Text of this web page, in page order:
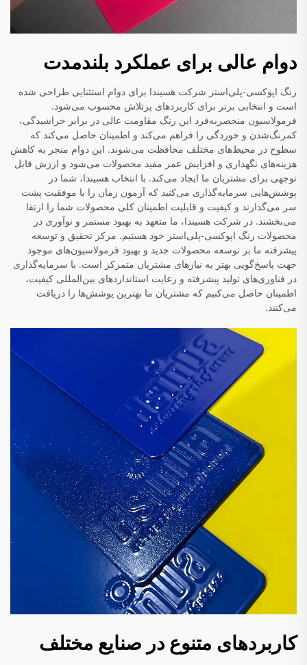
دوام عالی برای عملکرد بلندمدت
رنگ اپوکسی-پلی‌استر شرکت هسیندا برای دوام استثنایی طراحی شده
است و انتخابی برتر برای کاربردهای پرتلاش محسوب می‌شود.
فرمولاسیون منحصربه‌فرد این رنگ مقاومت عالی در برابر خراشیدگی،
کمرنگ‌شدن و خوردگی را فراهم می‌کند و اطمینان حاصل می‌کند که
سطوح در محیط‌های مختلف محافظت می‌شوند. این دوام منجر به کاهش
هزینه‌های نگهداری و افزایش عمر مفید محصولات می‌شود و ارزش قابل
توجهی برای مشتریان ما ایجاد می‌کند. با انتخاب هسیندا، شما در
پوشش‌هایی سرمایه‌گذاری می‌کنید که آزمون زمان را با موفقیت پشت
سر می‌گذارند و کیفیت و قابلیت اطمینان کلی محصولات شما را ارتقا
می‌بخشند. در شرکت هسیندا، ما متعهد به بهبود مستمر و نوآوری در
محصولات رنگ اپوکسی-پلی‌استر خود هستیم. مرکز تحقیق و توسعه
پیشرفته ما بر توسعه محصولات جدید و بهبود فرمولاسیون‌های موجود
جهت پاسخ‌گویی بهتر به نیازهای مشتریان متمرکز است. با سرمایه‌گذاری
در فناوری‌های تولید پیشرفته و رعایت استانداردهای بین‌المللی کیفیت،
اطمینان حاصل می‌کنیم که مشتریان ما بهترین پوشش‌ها را دریافت
می‌کنند.
کاربردهای متنوع در صنایع مختلف